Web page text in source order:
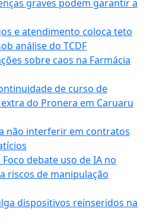
graves podem garantir a
e atendimento coloca teto
análise do TCDF
sobre caos na Farmácia
de curso de
do Pronera em Caruaru
não interferir em contratos
debate uso de IA no
riscos de manipulação
dispositivos reinseridos na